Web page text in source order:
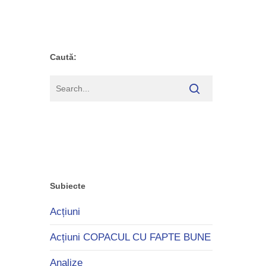
Caută:
Subiecte
Acțiuni
Acțiuni COPACUL CU FAPTE BUNE
Analize